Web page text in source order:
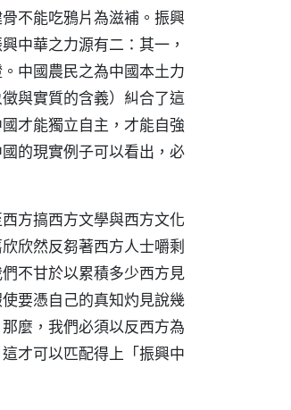
不能吃鴉片為滋補。振興
中華之力源有二：其一，
中國農民之為中國本土力
與實質的含義）糾合了這
才能獨立自主，才能自強
的現實例子可以看出，必
方搞西方文學與西方文化
欣然反芻著西方人士嚼剩
不甘於以累積多少西方見
要憑自己的真知灼見說幾
麼，我們必須以反西方為
才可以匹配得上「振興中